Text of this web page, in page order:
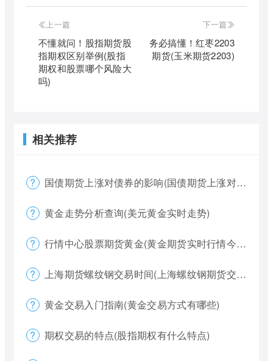
上一篇
不懂就问！股指期货股
指期权区别举例(股指
期权和股票哪个风险大
吗)
下一篇
务必搞懂！红枣2203
期货(玉米期货2203)
相关推荐
国债期货上涨对债券的影响(国债期货上涨对债券的影响大吗)
黄金走势分析查询(美元黄金实时走势)
行情中心股票期货黄金(黄金期货实时行情今天)
上海期货螺纹钢交易时间(上海螺纹钢期货交割)
黄金交易入门指南(黄金交易方式有哪些)
期权交易的特点(股指期权有什么特点)